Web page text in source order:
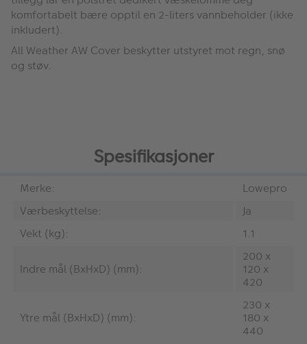
komfortabelt bære opptil en 2-liters vannbeholder (ikke
inkludert).
All Weather AW Cover beskytter utstyret mot regn, snø
og støv.
Spesifikasjoner
Merke:
Lowepro
Værbeskyttelse:
Ja
Vekt (kg):
1.1
Indre mål (BxHxD) (mm):
200 x
120 x
420
Ytre mål (BxHxD) (mm):
230 x
180 x
440